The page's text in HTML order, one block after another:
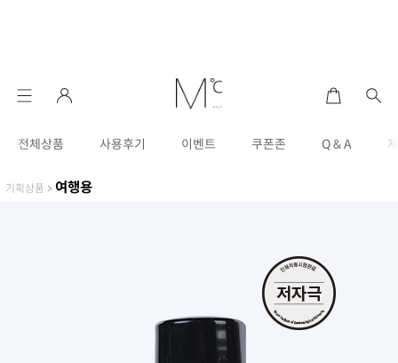
전체상품 사용후기 이벤트 쿠폰존 Q & A
기획상품 > 여행용